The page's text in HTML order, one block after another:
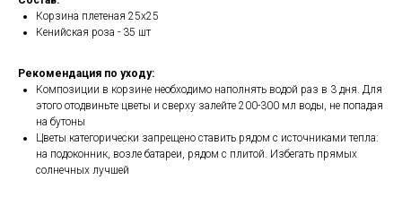
Корзина плетеная 25х25
Кенийская роза - 35 шт
Рекомендация по уходу:
Композиции в корзине необходимо наполнять водой раз в 3 дня. Для
этого отодвиньте цветы и сверху залейте 200-300 мл воды, не попадая
на бутоны
Цветы категорически запрещено ставить рядом с источниками тепла:
на подоконник, возле батареи, рядом с плитой. Избегать прямых
солнечных лучшей